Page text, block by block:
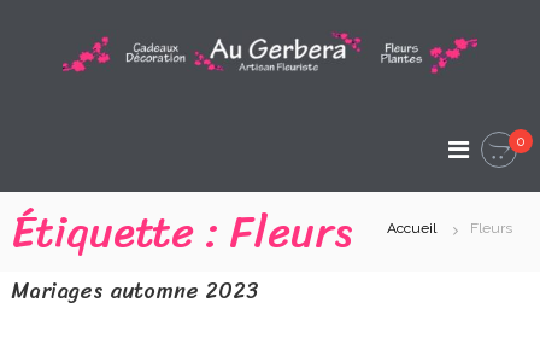
c
e
r
b
n
F
e
0
Étiquette :Fleurs Accueil Fleurs
Mariages automne 2023